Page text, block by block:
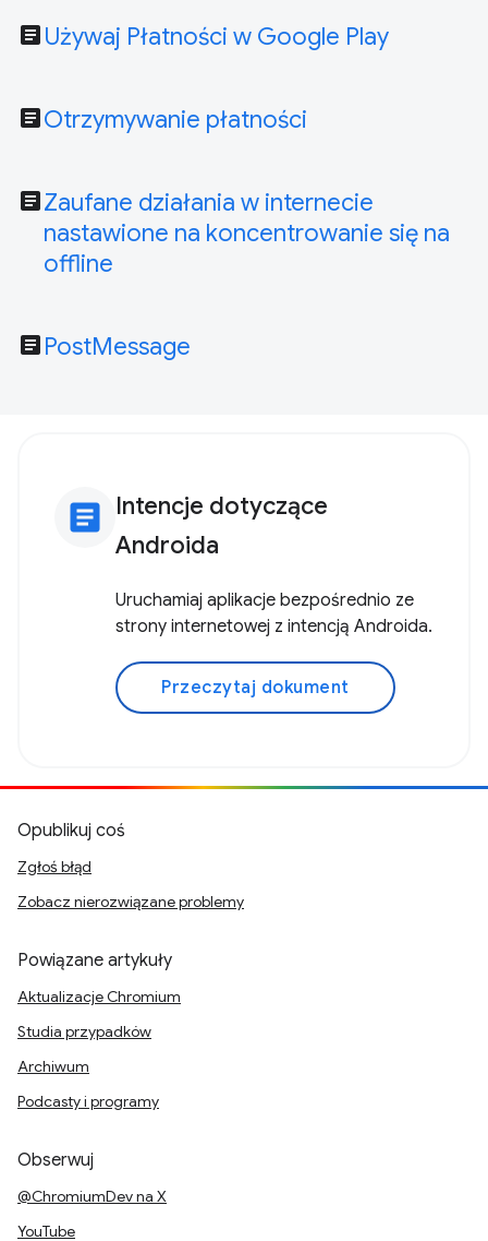
article Używaj Płatności w Google Play
articleOtrzymywanie płatności
articleZaufane działania w internecie
nastawione na koncentrowanie się na
offline
article PostMessage
article Intencje dotyczące
Androida
Uruchamiaj aplikacje bezpośrednio ze
strony internetowej z intencją Androida.
Przeczytaj dokument
Opublikuj coś
Zgłoś błąd
Zobacz nierozwiązane problemy
Powiązane artykuły
Aktualizacje Chromium
Studia przypadków
Archiwum
Podcasty i programy
Obserwuj
@ChromiumDev na X
YouTube